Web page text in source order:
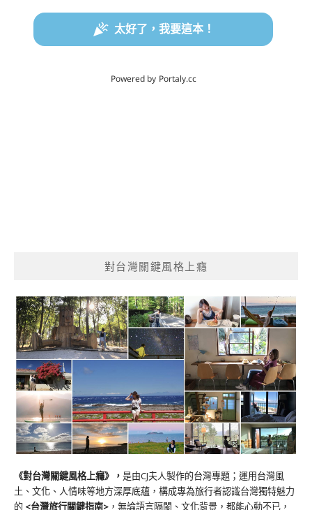
對台灣關鍵風格上癮
《對台灣關鍵風格上癮》 ， 是由CJ夫人製作的台灣專題；運用台灣風
土、文化、人情味等地方深厚底蘊，構成專為旅行者認識台灣獨特魅力
的 <台灣旅行關鍵指南> ，無論語言隔閡、文化背景，都能心動不已，